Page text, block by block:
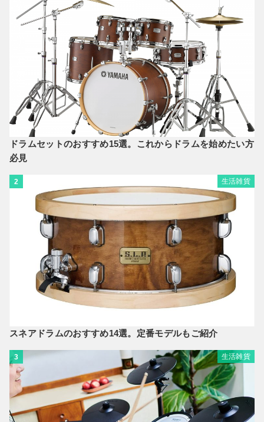
ドラムセットのおすすめ15選。これからドラムを始めたい方
必見
2 生活雑貨
スネアドラムのおすすめ14選。定番モデルもご紹介
3 生活雑貨